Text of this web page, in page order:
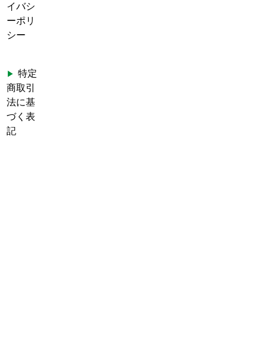
イバシ
ーポリ
シー
特定
商取引
法に基
づく表
記